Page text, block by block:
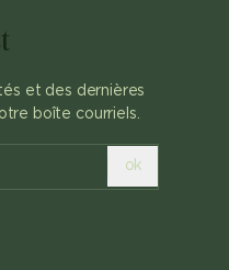
et des dernières
boîte courriels.
ok